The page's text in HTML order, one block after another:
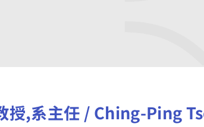
授,系主任 / Ching-Ping